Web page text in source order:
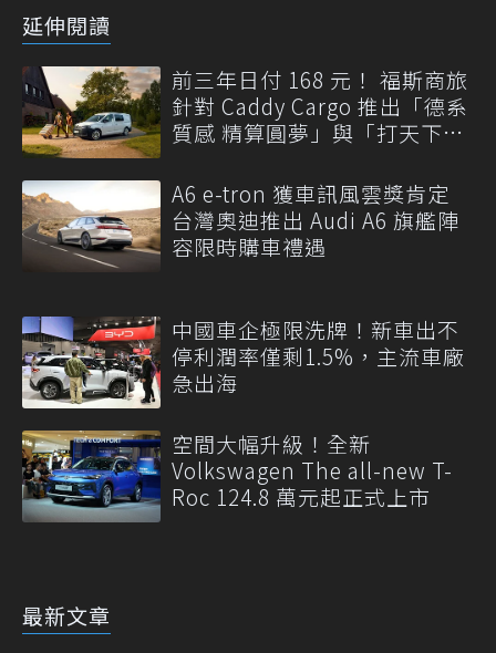
延伸閱讀
前三年日付 168 元！ 福斯商旅
針對 Caddy Cargo 推出「德系
質感 精算圓夢」與「打天下」
A6 e-tron 獲車訊風雲獎肯定
台灣奧迪推出 Audi A6 旗艦陣
容限時購車禮遇
中國車企極限洗牌！新車出不
停利潤率僅剩1.5%，主流車廠
急出海
空間大幅升級！全新
Volkswagen The all-new T-
Roc 124.8 萬元起正式上市
最新文章